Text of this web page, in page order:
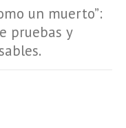
un muerto”:
pruebas y